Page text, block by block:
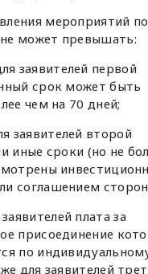
мероприятий по
может превышать:
заявителей первой
срок может быть
чем на 70 дней;
заявителей второй
иные сроки (но не
соглашением
плата за
присоединение
по
для заявителей